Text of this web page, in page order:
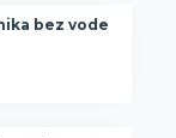
bez vode